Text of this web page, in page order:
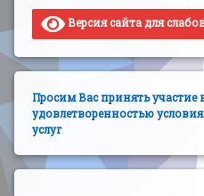
Версия сайта для
Просим Вас принять
удовлетворенностью
услуг